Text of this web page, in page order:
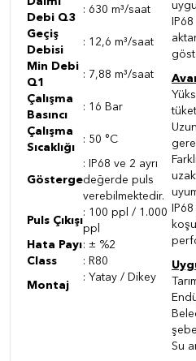
Debi Q3
: 630 m³/saat
Geçiş
Debisi
: 12,6 m³/saat
Min Debi
Q1
: 7,88 m³/saat
Çalışma
Basıncı
: 16 Bar
Çalışma
Sıcaklığı
: 50 °C
Gösterge
: IP68 ve 2 ayrı
değerde puls
verebilmektedir.
Puls Çıkışı
: 100 ppl / 1.000
ppl
Hata Payı: ± %2
Class
: R80
Montaj
: Yatay / Dikey
Su